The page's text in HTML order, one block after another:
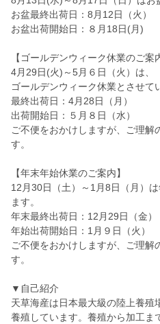
お盆最終出荷日：8月12日（火）
お盆出荷開始日：８月18日(月)
【ゴールデンウィーク休業のご案
4月29日(火)～5月６日（火）は、
ゴールデンウィーク休業とさせて
最終出荷日：4月28日（月）
出荷開始日：５月８日（水）
ご不便をおかけしますが、ご理解
す。
【年末年始休業のご案内】
12月30日（土）～1月8日（月）
ます。
年末最終出荷日：12月29日（金）
年始出荷開始日：1月９日（火）
ご不便をおかけしますが、ご理解
す。
▼自己紹介
天草海産は日本最大級の陸上養殖
養殖しています。養殖から加工ま